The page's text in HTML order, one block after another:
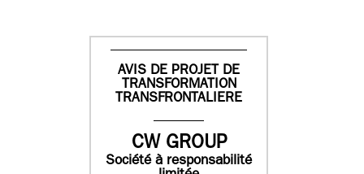
AVIS DE PROJET DE
TRANSFORMATION
TRANSFRONTALIERE
CW GROUP
Société à responsabilité